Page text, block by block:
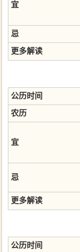
宜
忌
更多解读
公历时间
农历
宜
忌
更多解读
公历时间